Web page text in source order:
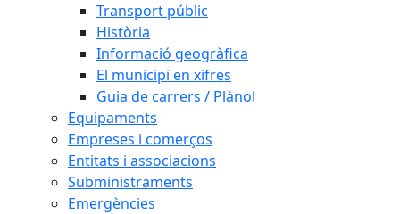
Transport públic
Història
Informació geogràfica
El municipi en xifres
Guia de carrers / Plànol
Equipaments
Empreses i comerços
Entitats i associacions
Subministraments
Emergències